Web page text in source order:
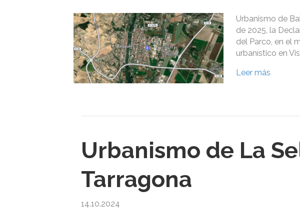
Urbanismo de
de 2025, la
del Parco, en el
urbanístico en
Leer más
Urbanismo de La
Tarragona
14.10.2024